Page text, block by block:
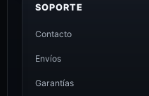
SOPORTE
Contacto
Envíos
Garantías